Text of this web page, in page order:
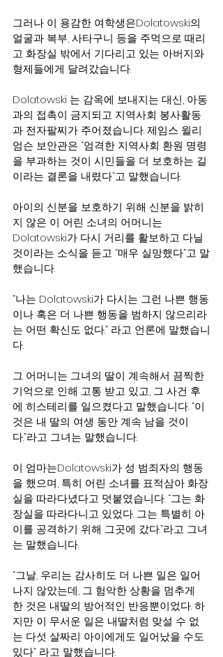
그러나 이 용감한 여학생은Dolatowski의
얼굴과 복부, 사타구니 등을 주먹으로 때리
고 화장실 밖에서 기다리고 있는 아버지와
형제들에게 달려갔습니다.
Dolatowski 는 감옥에 보내지는 대신, 아동
과의 접촉이 금지되고 지역사회 봉사활동
과 전자팔찌가 주어졌습니다. 제임스 윌리
엄슨 보안관은 “엄격한 지역사회 환원 명령
을 부과하는 것이 시민들을 더 보호하는 길
이라는 결론을 내렸다”고 말했습니다.
아이의 신분을 보호하기 위해 신분을 밝히
지 않은 이 어린 소녀의 어머니는
Dolatowski가 다시 거리를 활보하고 다닐
것이라는 소식을 듣고 “매우 실망했다”고 말
했습니다.
“나는 Dolatowski가 다시는 그런 나쁜 행동
이나 혹은 더 나쁜 행동을 범하지 않으리라
는 어떤 확신도 없다.” 라고 언론에 말했습니
다.
그 어머니는 그녀의 딸이 계속해서 끔찍한
기억으로 인해 고통 받고 있고, 그 사건 후
에 히스테리를 일으켰다고 말했습니다. “이
것은 내 딸의 여생 동안 계속 남을 것이
다.”라고 그녀는 말했습니다.
이 엄마는Dolatowski가 성 범죄자의 행동
을 했으며, 특히 어린 소녀를 표적삼아 화장
실을 따라다녔다고 덧붙였습니다. “그는 화
장실을 따라다니고 있었다. 그는 특별히 아
이를 공격하기 위해 그곳에 갔다.”라고 그녀
는 말했습니다.
“그날, 우리는 감사히도 더 나쁜 일은 일어
나지 않았는데, 그 험악한 상황을 멈추게
한 것은 내딸의 방어적인 반응뿐이었다. 하
지만 이 무서운 일은 내딸처럼 맞설 수 없
는 다섯 살짜리 아이에게도 일어났을 수도
있다” 라고 말했습니다.